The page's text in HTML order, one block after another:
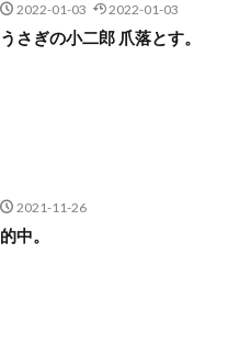
2022-01-03 2022-01-03
うさぎの小二郎 爪落とす。
2021-11-26
的中。